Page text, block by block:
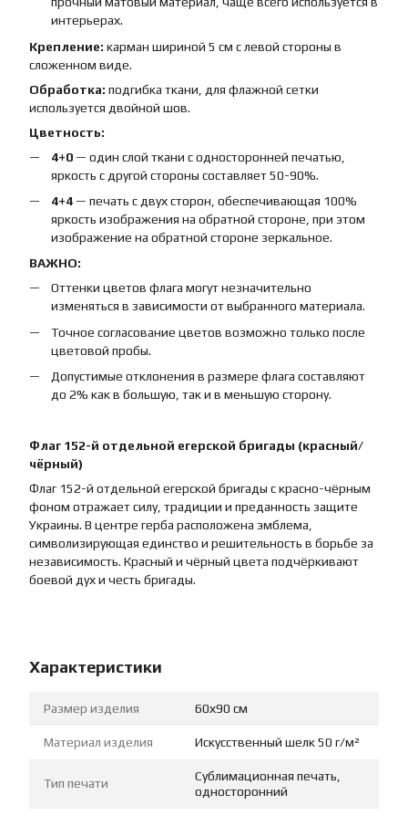
интерьерах.
Крепление: карман шириной 5 см с левой стороны в
сложенном виде.
Обработка: подгибка ткани, для флажной сетки
используется двойной шов.
Цветность:
4+0 — один слой ткани с односторонней печатью,
яркость с другой стороны составляет 50-90%.
4+4 — печать с двух сторон, обеспечивающая 100%
яркость изображения на обратной стороне, при этом
изображение на обратной стороне зеркальное.
ВАЖНО:
Оттенки цветов флага могут незначительно
изменяться в зависимости от выбранного материала.
Точное согласование цветов возможно только после
цветовой пробы.
Допустимые отклонения в размере флага составляют
до 2% как в большую, так и в меньшую сторону.
Флаг 152-й отдельной егерской бригады (красный/
чёрный)
Флаг 152-й отдельной егерской бригады с красно-чёрным
фоном отражает силу, традиции и преданность защите
Украины. В центре герба расположена эмблема,
символизирующая единство и решительность в борьбе за
независимость. Красный и чёрный цвета подчёркивают
боевой дух и честь бригады.
Характеристики
Размер изделия 60х90 см
Материал изделия Искусственный шелк 50 г/м²
Тип печати
Сублимационная печать,
односторонний